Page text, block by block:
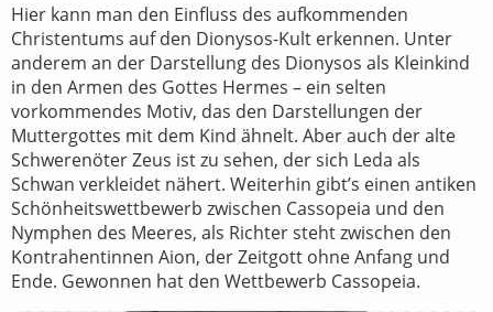
Hier kann man den Einfluss des aufkommenden
Christentums auf den Dionysos-Kult erkennen. Unter
anderem an der Darstellung des Dionysos als Kleinkind
in den Armen des Gottes Hermes – ein selten
vorkommendes Motiv, das den Darstellungen der
Muttergottes mit dem Kind ähnelt. Aber auch der alte
Schwerenöter Zeus ist zu sehen, der sich Leda als
Schwan verkleidet nähert. Weiterhin gibt’s einen antiken
Schönheitswettbewerb zwischen Cassopeia und den
Nymphen des Meeres, als Richter steht zwischen den
Kontrahentinnen Aion, der Zeitgott ohne Anfang und
Ende. Gewonnen hat den Wettbewerb Cassopeia.